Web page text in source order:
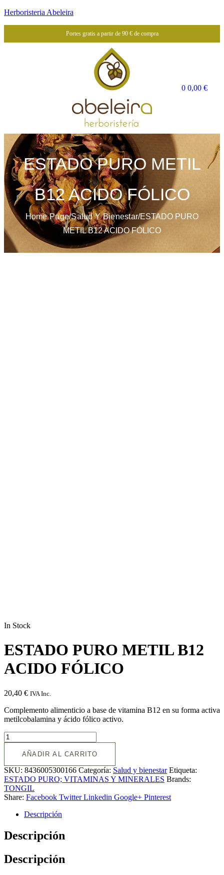
Herboristeria Abeleira
Portes gratis a partir de 90 € de compra
0 0,00 €
ESTADO PURO METIL
B12 ACIDO FÓLICO
Home Page/Salud Y Bienestar/ESTADO PURO
METIL B12 ACIDO FÓLICO
In Stock
ESTADO PURO METIL B12
ACIDO FÓLICO
20,40 € IVA Inc.
Complemento alimenticio a base de vitamina B12 en su forma activa
metilcobalamina y ácido fólico activo.
AÑADIR AL CARRITO
SKU: 8436005300166 Categoría: Salud y bienestar Etiqueta:
ESTADO PURO; VITAMINAS Y MINERALES Brands:
TONGIL
Share: Facebook Twitter Linkedin Google+ Pinterest
Descripción
Descripción
Descripción